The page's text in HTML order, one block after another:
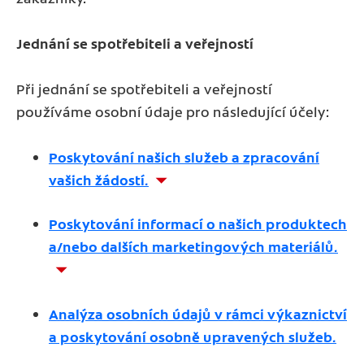
Jednání se spotřebiteli a veřejností
Při jednání se spotřebiteli a veřejností
používáme osobní údaje pro následující účely:
Poskytování našich služeb a zpracování
vašich žádostí.
Poskytování informací o našich produktech
a/nebo dalších marketingových materiálů.
Analýza osobních údajů v rámci výkaznictví
a poskytování osobně upravených služeb.